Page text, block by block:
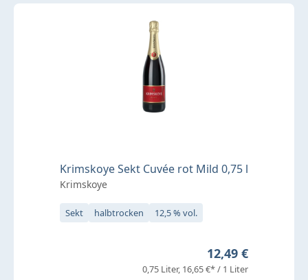
Krimskoye Sekt Cuvée rot Mild 0,75 l
Krimskoye
Sekt halbtrocken 12,5 % vol.
Regulärer Preis:
12,49 €
0,75 Liter 16,65 €* / 1 Liter